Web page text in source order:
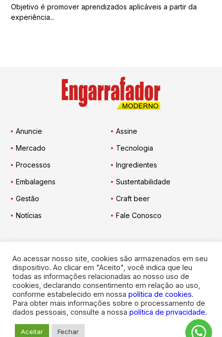
Objetivo é promover aprendizados aplicáveis a partir da
experiência...
Anuncie
Assine
Mercado
Tecnologia
Processos
Ingredientes
Embalagens
Sustentabilidade
Gestão
Craft beer
Notícias
Fale Conosco
Engarrafador Moderno nas Redes:
. Todos os direitos reservados.
Ao acessar nosso site, cookies são armazenados em seu
dispositivo. Ao clicar em "Aceito", você indica que leu
todas as informações relacionadas ao nosso uso de
cookies, declarando consentimento em relação ao uso,
conforme estabelecido em nossa política de cookies.
Para obter mais informações sobre o processamento de
dados pessoais, consulte a nossa política de privacidade.
Aceitar Fechar